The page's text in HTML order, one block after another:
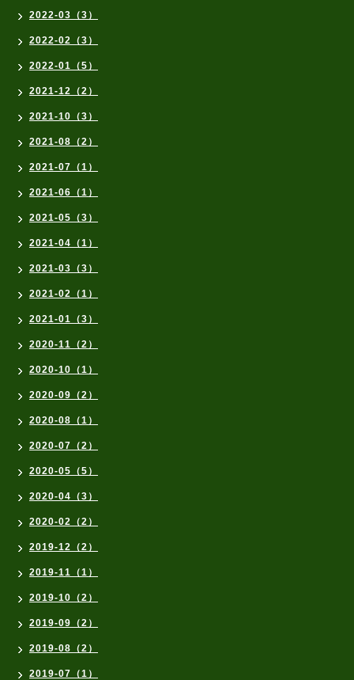
2022-03（3）
2022-02（3）
2022-01（5）
2021-12（2）
2021-10（3）
2021-08（2）
2021-07（1）
2021-06（1）
2021-05（3）
2021-04（1）
2021-03（3）
2021-02（1）
2021-01（3）
2020-11（2）
2020-10（1）
2020-09（2）
2020-08（1）
2020-07（2）
2020-05（5）
2020-04（3）
2020-02（2）
2019-12（2）
2019-11（1）
2019-10（2）
2019-09（2）
2019-08（2）
2019-07（1）